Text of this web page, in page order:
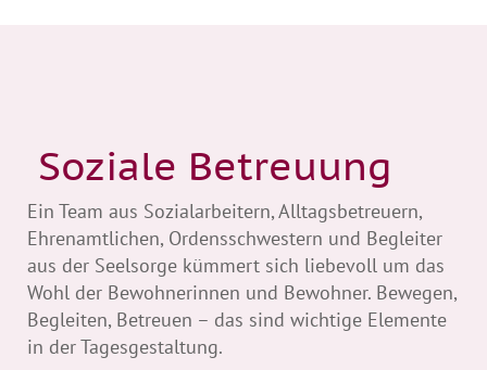
Soziale Betreuung
Ein Team aus Sozialarbeitern, Alltagsbetreuern,
Ehrenamtlichen, Ordensschwestern und Begleiter
aus der Seelsorge kümmert sich liebevoll um das
Wohl der Bewohnerinnen und Bewohner. Bewegen,
Begleiten, Betreuen – das sind wichtige Elemente
in der Tagesgestaltung.